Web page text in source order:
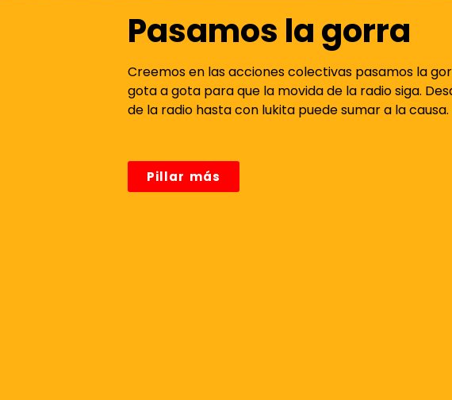
Pasamos la gorra
Creemos en las acciones colectivas pasamos la
gota a gota para que la movida de la radio siga.
de la radio hasta con lukita puede sumar a la causa.
Pillar más